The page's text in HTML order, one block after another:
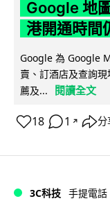
Google 地
港開通時間
Google 為 Google
賣、訂酒店及查詢
薦及...
閱讀全文
18 1 ↗ 分
3C科技 手提電話